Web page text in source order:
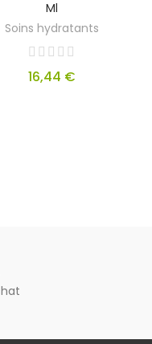
Ml
Soins hydratants
16,44 €